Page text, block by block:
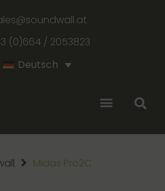
(0)664 / 2053823
Deutsch
Midas Pro2C